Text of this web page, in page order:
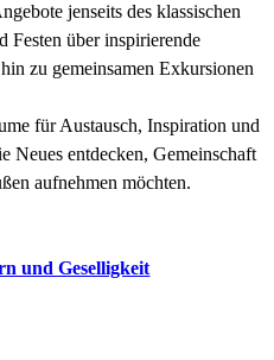
jenseits des klassischen
Festen über inspirierende
zu gemeinsamen Exkursionen
für Austausch, Inspiration und
Neues entdecken, Gemeinschaft
aufnehmen möchten.
und Geselligkeit